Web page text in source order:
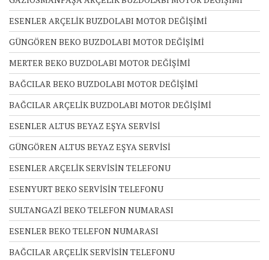
ESENLER ARÇELİK BUZDOLABI MOTOR DEĞİŞİMİ
GÜNGÖREN BEKO BUZDOLABI MOTOR DEĞİŞİMİ
MERTER BEKO BUZDOLABI MOTOR DEĞİŞİMİ
BAĞCILAR BEKO BUZDOLABI MOTOR DEĞİŞİMİ
BAĞCILAR ARÇELİK BUZDOLABI MOTOR DEĞİŞİMİ
ESENLER ALTUS BEYAZ EŞYA SERVİSİ
GÜNGÖREN ALTUS BEYAZ EŞYA SERVİSİ
ESENLER ARÇELİK SERVİSİN TELEFONU
ESENYURT BEKO SERVİSİN TELEFONU
SULTANGAZİ BEKO TELEFON NUMARASI
ESENLER BEKO TELEFON NUMARASI
BAĞCILAR ARÇELİK SERVİSİN TELEFONU